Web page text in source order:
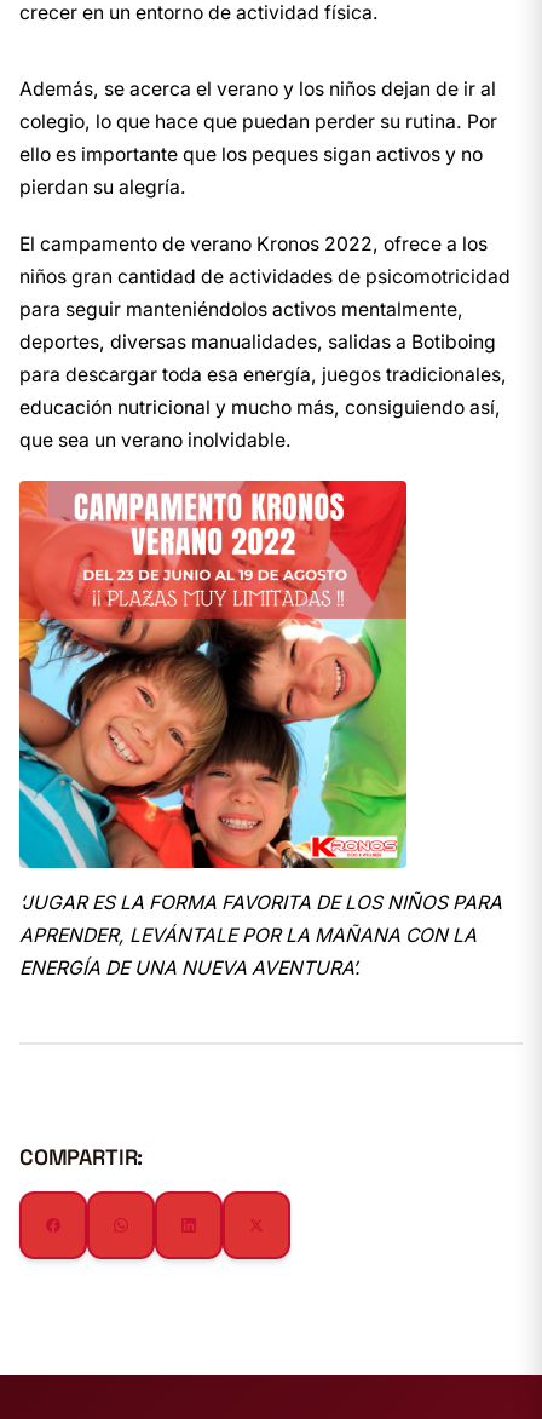
crecer en un entorno de actividad física.
Además, se acerca el verano y los niños dejan de ir al
colegio, lo que hace que puedan perder su rutina. Por
ello es importante que los peques sigan activos y no
pierdan su alegría.
El campamento de verano Kronos 2022, ofrece a los
niños gran cantidad de actividades de psicomotricidad
para seguir manteniéndolos activos mentalmente,
deportes, diversas manualidades, salidas a Botiboing
para descargar toda esa energía, juegos tradicionales,
educación nutricional y mucho más, consiguiendo así,
que sea un verano inolvidable.
‘JUGAR ES LA FORMA FAVORITA DE LOS NIÑOS PARA
APRENDER, LEVÁNTALE POR LA MAÑANA CON LA
ENERGÍA DE UNA NUEVA AVENTURA’.
COMPARTIR: